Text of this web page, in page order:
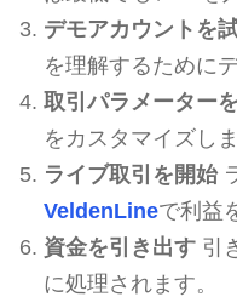
デモアカウントを
を理解するために
取引パラメーター
をカスタマイズしま
ライブ取引を開始
VeldenLineで利益
資金を引き出す引
に処理されます。